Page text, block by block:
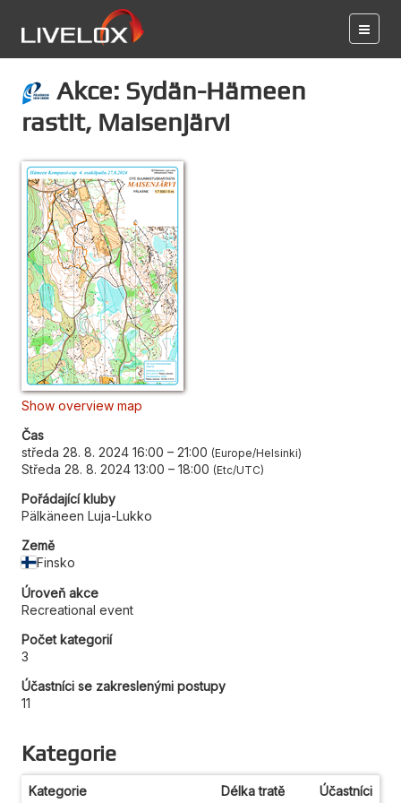
Akce: Sydän-Hämeen
rastit, Maisenjärvi
Show overview map
Čas
středa 28. 8. 2024 16:00 – 21:00 Europe/Helsinki
Středa 28. 8. 2024 13:00 – 18:00 Etc/UTC
Pořádající kluby
Pälkäneen Luja-Lukko
Země
Finsko
Úroveň akce
Recreational event
Počet kategorií
3
Účastníci se zakreslenými postupy
11
Kategorie
Kategorie Délka tratě Účastníci